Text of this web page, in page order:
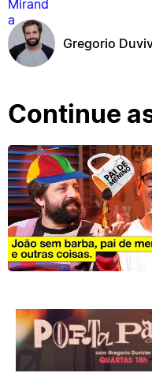
Gregorio
Continue